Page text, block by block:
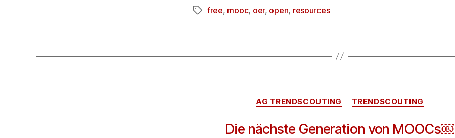
free, mooc, oer, open, resources
AG TRENDSCOUTING TRENDSCOUTING
Die nächste Generation von MOOCs￼